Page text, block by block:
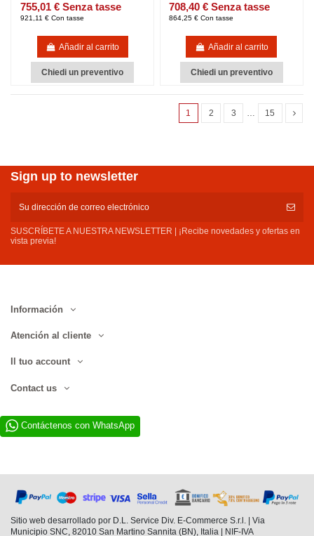
755,01 € Senza tasse
921,11 € Con tasse
Añadir al carrito
Chiedi un preventivo
708,40 € Senza tasse
864,25 € Con tasse
Añadir al carrito
Chiedi un preventivo
1 2 3 … 15
Sign up to newsletter
SUSCRÍBETE A NUESTRA NEWSLETTER | ¡Recibe novedades y ofertas en
vista previa!
Información
Atención al cliente
Il tuo account
Contact us
Contáctenos con WhatsApp
Sitio web desarrollado por D.L. Service Div. E-Commerce S.r.l. | Via
Municipio SNC, 82010 San Martino Sannita (BN), Italia | NIF-IVA